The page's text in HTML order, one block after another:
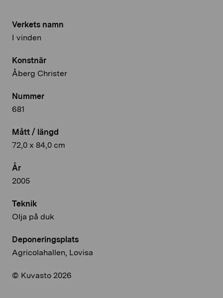
Verkets namn
I vinden
Konstnär
Åberg Christer
Nummer
681
Mått / längd
72,0 x 84,0 cm
År
2005
Teknik
Olja på duk
Deponeringsplats
Agricolahallen, Lovisa
© Kuvasto 2026